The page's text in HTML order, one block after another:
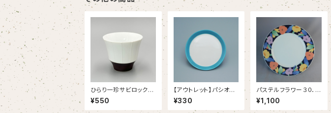
ひらり一珍サビロックカ
ップ【OUTLET】
¥550
【アウトレット】パシオン
シーサイドブルー １９.５
ｃｍプレート（38/1238
¥330
パステルフラワー３０．７
㎝皿（215KG-1650）
¥1,100